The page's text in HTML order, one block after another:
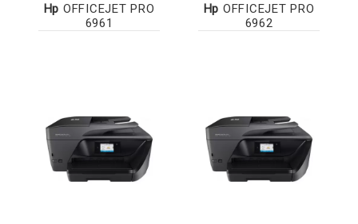
Hp OFFICEJET PRO
6961
Hp OFFICEJET PRO
6962